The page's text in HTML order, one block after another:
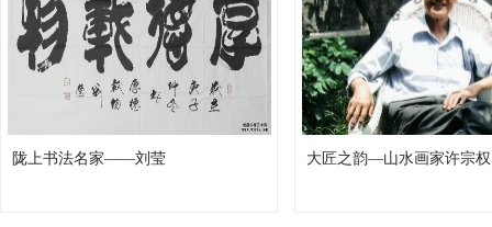
陇上书法名家——刘莹 大匠之韵—山水画家许宗权